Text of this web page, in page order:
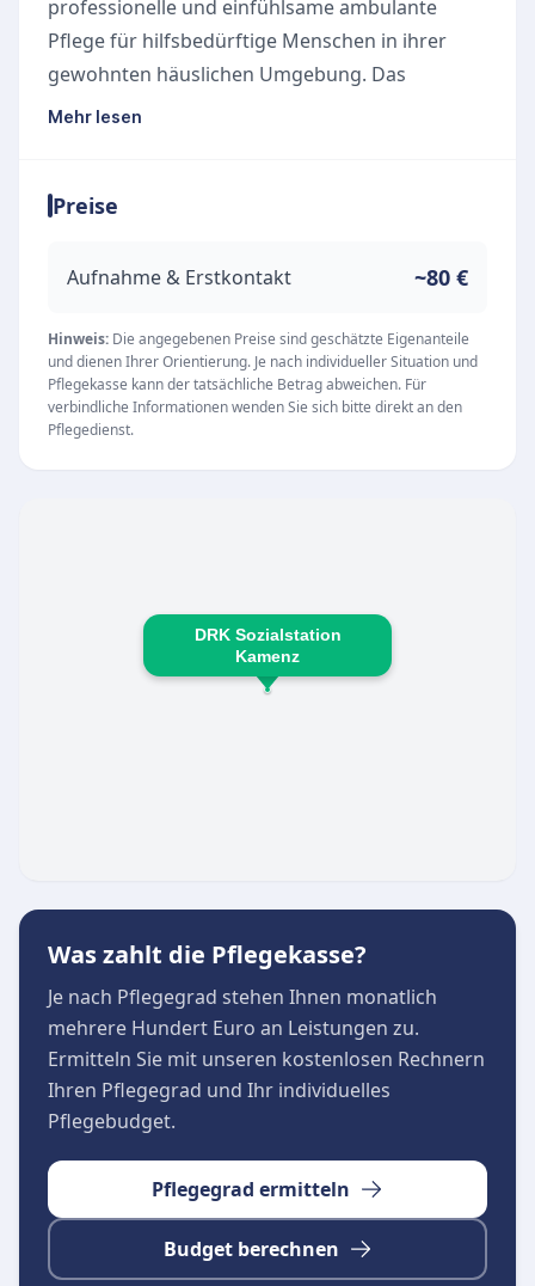
professionelle und einfühlsame ambulante
Pflege für hilfsbedürftige Menschen in ihrer
gewohnten häuslichen Umgebung. Das
engagierte Team legt großen Wert darauf, die
sie im Alltag tatkräftig zu unterstützen.
Als spezialisierter ambulanter Pflegedienst
individuellen Bedürfnissen der zu Pflegenden.
Zu den Kernkompetenzen gehören:
Grund- und Behandlungspflege im eigenen
Zuhause
Individuelle Beratung und Unterstützung für
Mit hoher Fachkompetenz und viel
Einfühlungsvermögen sorgt das Personal für
eine zuverlässige und herzliche Betreuung. Die
Mehr lesen
Preise
Aufnahme & Erstkontakt ~80 €
Hinweis: Die angegebenen Preise sind geschätzte Eigenanteile
und dienen Ihrer Orientierung. Je nach individueller Situation und
Pflegekasse kann der tatsächliche Betrag abweichen. Für
verbindliche Informationen wenden Sie sich bitte direkt an den
Pflegedienst.
DRK Sozialstation
Kamenz
Was zahlt die Pflegekasse?
Je nach Pflegegrad stehen Ihnen monatlich
mehrere Hundert Euro an Leistungen zu.
Ermitteln Sie mit unseren kostenlosen Rechnern
Ihren Pflegegrad und Ihr individuelles
Pflegebudget.
Pflegegrad ermitteln
Budget berechnen